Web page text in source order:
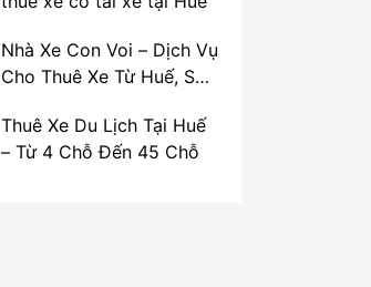
Nhà Xe Con Voi – Dịch Vụ
Cho Thuê Xe Từ Huế, Sân
La Vang
Thuê Xe Du Lịch Tại Huế
– Từ 4 Chỗ Đến 45 Chỗ